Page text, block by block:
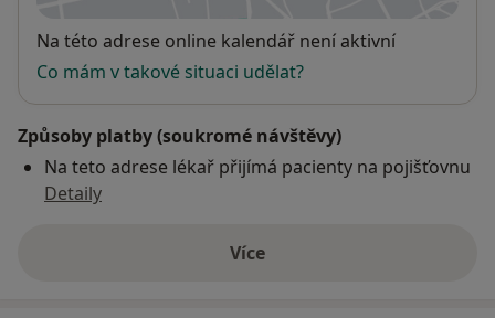
Dostupnost
Na této adrese online kalendář není aktivní
Co mám v takové situaci udělat?
Způsoby platby (soukromé návštěvy)
Na teto adrese lékař přijímá pacienty na pojišťovnu
Detaily
Víceo adrese